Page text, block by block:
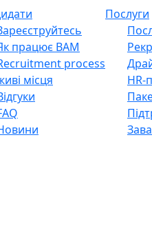
працює BAM
process
місця
Послуги
HR-